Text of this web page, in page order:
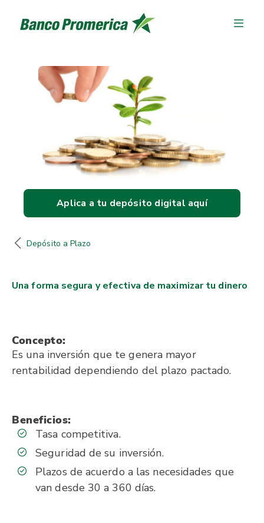
Una forma segura y efectiva de maximizar tu dinero
Concepto:
Es una inversión que te genera mayor
rentabilidad dependiendo del plazo pactado.
Beneficios:
Tasa competitiva.
Seguridad de su inversión.
Plazos de acuerdo a las necesidades que
van desde 30 a 360 días.
Aplica a tu depósito digital aquí
Depósito a Plazo